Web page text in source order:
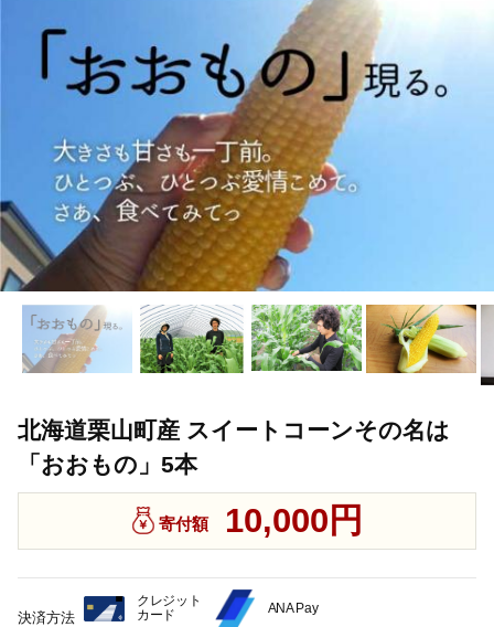
北海道栗山町産 スイートコーンその名は
「おおもの」5本
寄付額 10,000円
決済方法
クレジット
カード
ANA Pay